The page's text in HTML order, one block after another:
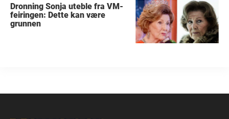
Dronning Sonja uteble fra VM-
feiringen: Dette kan være
grunnen